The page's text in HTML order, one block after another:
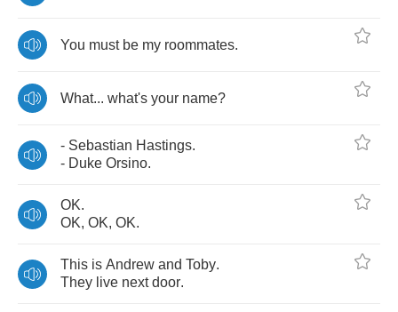
You must be my roommates.
What... what's your name?
- Sebastian Hastings.
- Duke Orsino.
OK.
OK, OK, OK.
This is Andrew and Toby.
They live next door.